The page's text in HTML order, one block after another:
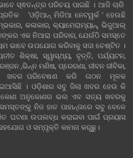
ସ୍ଵତନ୍ତ୍ର ପରିଚୟ ପାଇଛି । ଆଜି ଚାରି
‘ଓଡ଼ିଆନ୍‍ ମିଡିଆ ନେଟୱର୍କ ’ ହେଉଛି
କଳାକାର, କ୍ୟାମେରାମ୍ୟାନ୍, ଭିଜୁଆଲ୍
ଏକ ନିଆରା ପରିବାର, ଯେଉଁଠି ସମସ୍ତେ
ଭାବେ ଉପଯୋଗ କରିବାକୁ ସଦା ଚେଷ୍ଟିତ ।
ଶିକ୍ଷା, ସ୍ୱାସ୍ଥ୍ୟ, ବୃତ୍ତି, ପର୍ଯ୍ୟଟନ,
,ଭିନ୍ନ ମଣିଷ, ପ୍ରେରଣା, ଜୀବନ ଜୀବିକା,
ଖବର ପରିବେଷଣ କରି ଗଠନ ମୂଳକ
। ଓଡ଼ିଶାର ସବୁ ଜିଲା ଖବର ହେଉ କି
କୋଣ ଅନୁକୋଣର ଭଲ ଏବ ସତ୍ୟ ଖବରକୁ
ନିଜ ହାତ ପାହାନ୍ତାରେ ସବୁ ବେଳେ
ଘଟଣା ଉପଲବ୍ଧ କରାଇବା ପାଇଁ ପ୍ରୟାସ
ଓ ସମ୍ପୃକ୍ତି କାମନା କରୁଛୁ।